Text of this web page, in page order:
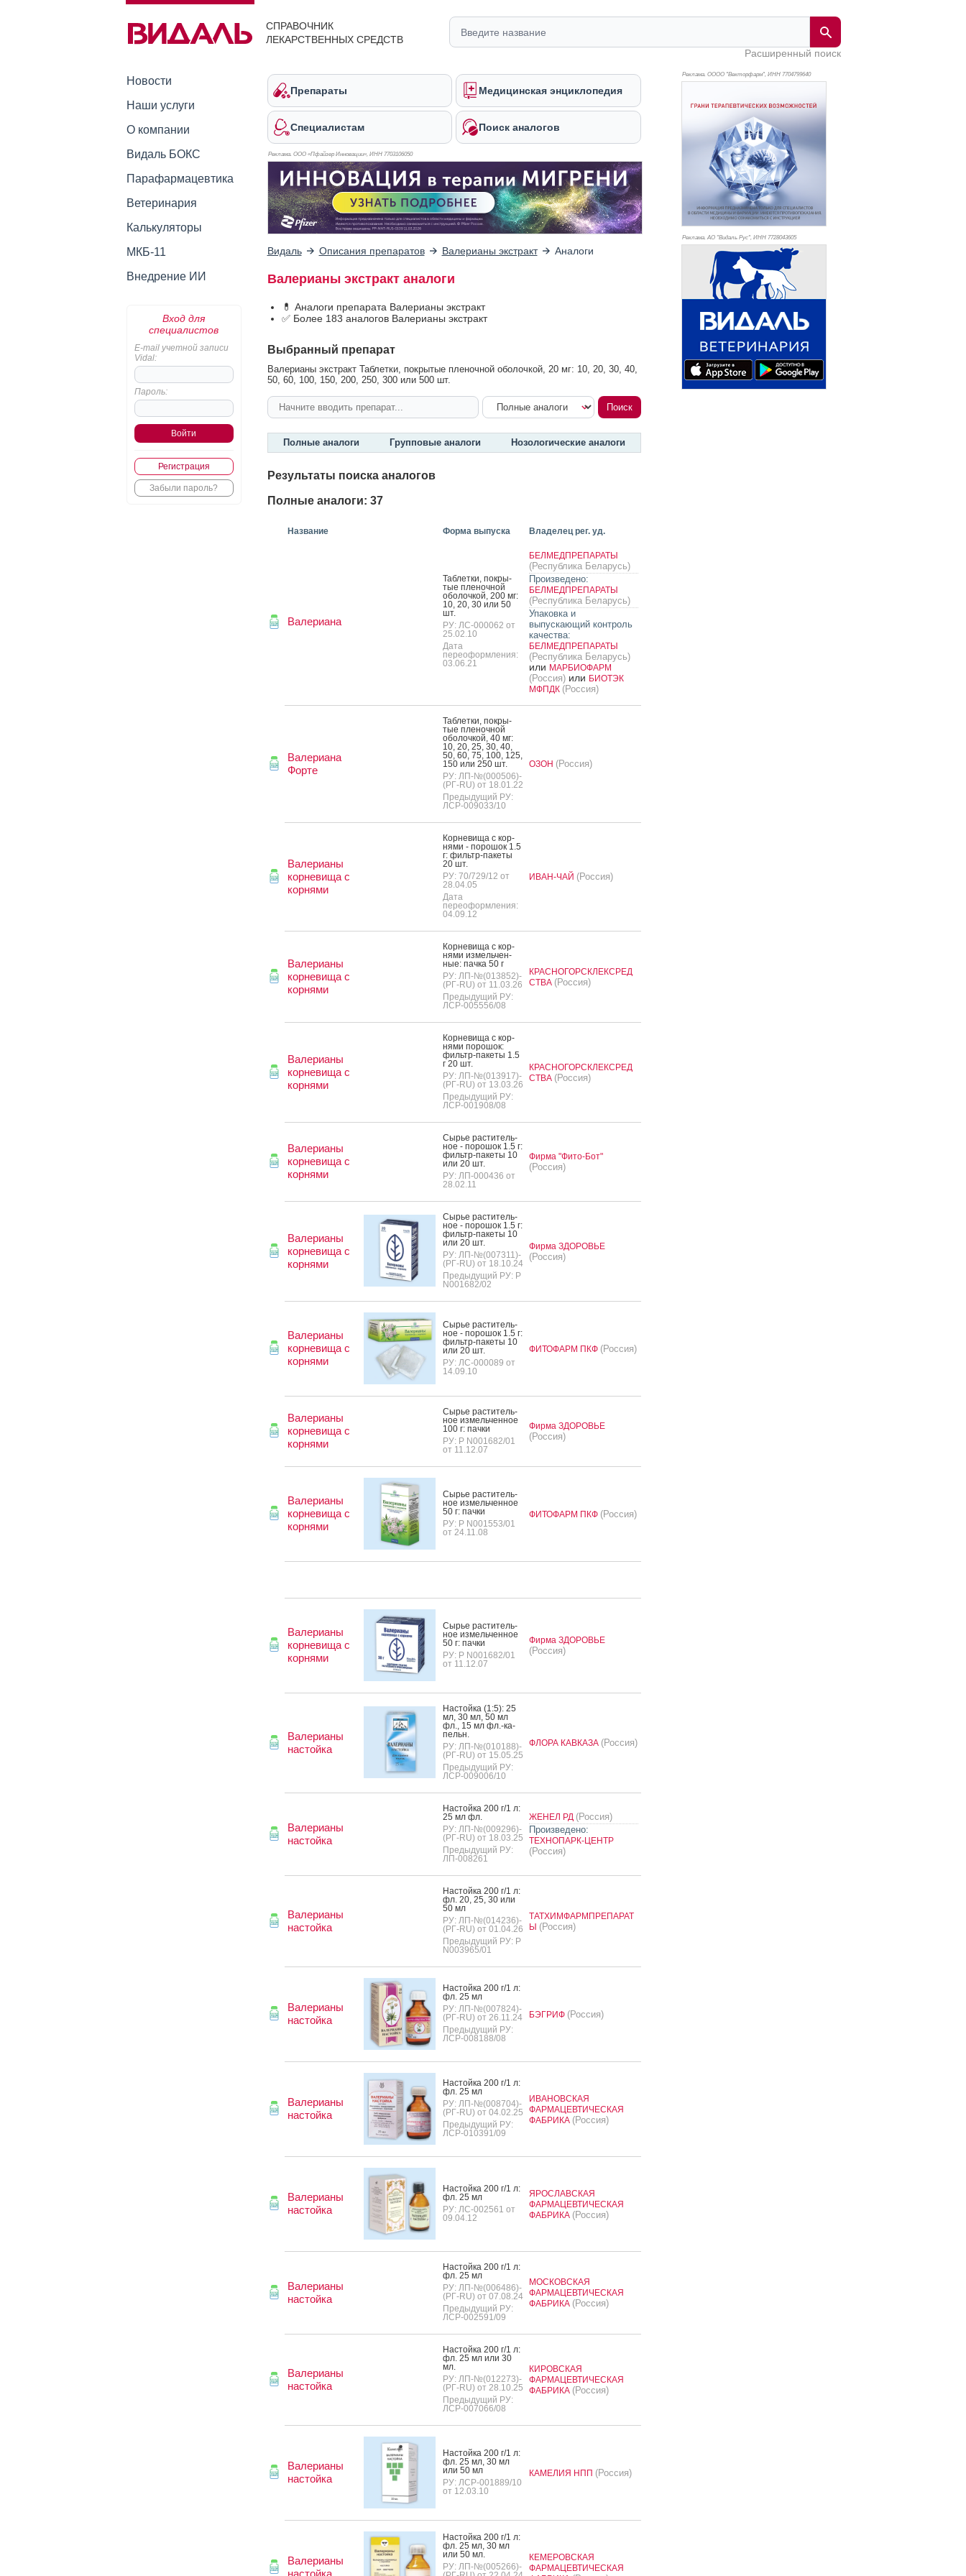
СПРАВОЧНИК
ЛЕКАРСТВЕННЫХ СРЕДСТВ
Расширенный поиск
Новости
Наши услуги
О компании
Видаль БОКС
Парафармацевтика
Ветеринария
Калькуляторы
МКБ-11
Внедрение ИИ
Вход для
специалистов
E-mail учетной записи
Vidal:
Пароль:
Регистрация
Забыли пароль?
Препараты Медицинская энциклопедия
Специалистам Поиск аналогов
Реклама. ООО «Пфайзер Инновации», ИНН 7703106050
Видаль Описания препаратов Валерианы экстракт Аналоги
Валерианы экстракт аналоги
💊 Аналоги препарата Валерианы экстракт
✅ Более 183 аналогов Валерианы экстракт
Выбранный препарат
Валерианы экстракт Таблетки, покрытые пленочной оболочкой, 20 мг: 10, 20, 30, 40,
50, 60, 100, 150, 200, 250, 300 или 500 шт.
Полные аналоги Групповые аналоги Нозологические аналоги
Результаты поиска аналогов
Полные аналоги: 37
Название Форма выпуска Владелец рег. уд.
Валериана
Таб­летки, пок­ры­
тые пле­ноч­ной
обо­лоч­кой, 200 мг:
10, 20, 30 или 50
шт.
РУ: ЛС-000062 от
25.02.10
Дата
переоформления:
03.06.21
БЕЛМЕДПРЕПАРАТЫ
(Республика Беларусь)
Произведено:
БЕЛМЕДПРЕПАРАТЫ
(Республика Беларусь)
Упаковка и
выпускающий контроль
качества:
БЕЛМЕДПРЕПАРАТЫ
(Республика Беларусь)
или МАРБИОФАРМ
(Россия)или БИОТЭК
МФПДК (Россия)
Валериана
Форте
Таб­летки, пок­ры­
тые пле­ноч­ной
обо­лоч­кой, 40 мг:
10, 20, 25, 30, 40,
50, 60, 75, 100, 125,
150 или 250 шт.
РУ: ЛП-№(000506)-
(РГ-RU) от 18.01.22
Предыдущий РУ:
ЛСР-009033/10
ОЗОН (Россия)
Валерианы
корневища с
корнями
Кор­не­вища с кор­
ня­ми - по­рошок 1.5
г: филь­тр-па­кеты
20 шт.
РУ: 70/729/12 от
28.04.05
Дата
переоформления:
04.09.12
ИВАН-ЧАЙ (Россия)
Валерианы
корневища с
корнями
Кор­не­вища с кор­
ня­ми из­мель­чен­
ные: пач­ка 50 г
РУ: ЛП-№(013852)-
(РГ-RU) от 11.03.26
Предыдущий РУ:
ЛСР-005556/08
КРАСНОГОРСКЛЕКСРЕД
СТВА (Россия)
Валерианы
корневища с
корнями
Кор­не­вища с кор­
ня­ми по­рошок:
филь­тр-па­кеты 1.5
г 20 шт.
РУ: ЛП-№(013917)-
(РГ-RU) от 13.03.26
Предыдущий РУ:
ЛСР-001908/08
КРАСНОГОРСКЛЕКСРЕД
СТВА (Россия)
Валерианы
корневища с
корнями
Сырье рас­ти­тель­
ное - по­рошок 1.5 г:
филь­тр-па­кеты 10
или 20 шт.
РУ: ЛП-000436 от
28.02.11
Фирма "Фито-Бот"
(Россия)
Валерианы
корневища с
корнями
Сырье рас­ти­тель­
ное - по­рошок 1.5 г:
филь­тр-па­кеты 10
или 20 шт.
РУ: ЛП-№(007311)-
(РГ-RU) от 18.10.24
Предыдущий РУ: Р
N001682/02
Фирма ЗДОРОВЬЕ
(Россия)
Валерианы
корневища с
корнями
Сырье рас­ти­тель­
ное - по­рошок 1.5 г:
филь­тр-па­кеты 10
или 20 шт.
РУ: ЛС-000089 от
14.09.10
ФИТОФАРМ ПКФ (Россия)
Валерианы
корневища с
корнями
Сырье рас­ти­тель­
ное из­мель­чен­ное
100 г: пач­ки
РУ: Р N001682/01
от 11.12.07
Фирма ЗДОРОВЬЕ
(Россия)
Валерианы
корневища с
корнями
Сырье рас­ти­тель­
ное из­мель­чен­ное
50 г: пач­ки
РУ: Р N001553/01
от 24.11.08
ФИТОФАРМ ПКФ (Россия)
Валерианы
корневища с
корнями
Сырье рас­ти­тель­
ное из­мель­чен­ное
50 г: пач­ки
РУ: Р N001682/01
от 11.12.07
Фирма ЗДОРОВЬЕ
(Россия)
Валерианы
настойка
Нас­той­ка (1:5): 25
мл, 30 мл, 50 мл
фл., 15 мл фл.-ка­
пельн.
РУ: ЛП-№(010188)-
(РГ-RU) от 15.05.25
Предыдущий РУ:
ЛСР-009006/10
ФЛОРА КАВКАЗА (Россия)
Валерианы
настойка
Нас­той­ка 200 г/1 л:
25 мл фл.
РУ: ЛП-№(009296)-
(РГ-RU) от 18.03.25
Предыдущий РУ:
ЛП-008261
ЖЕНЕЛ РД (Россия)
Произведено:
ТЕХНОПАРК-ЦЕНТР
(Россия)
Валерианы
настойка
Нас­той­ка 200 г/1 л:
фл. 20, 25, 30 или
50 мл
РУ: ЛП-№(014236)-
(РГ-RU) от 01.04.26
Предыдущий РУ: Р
N003965/01
ТАТХИМФАРМПРЕПАРАТ
Ы (Россия)
Валерианы
настойка
Нас­той­ка 200 г/1 л:
фл. 25 мл
РУ: ЛП-№(007824)-
(РГ-RU) от 26.11.24
Предыдущий РУ:
ЛСР-008188/08
БЭГРИФ (Россия)
Валерианы
настойка
Нас­той­ка 200 г/1 л:
фл. 25 мл
РУ: ЛП-№(008704)-
(РГ-RU) от 04.02.25
Предыдущий РУ:
ЛСР-010391/09
ИВАНОВСКАЯ
ФАРМАЦЕВТИЧЕСКАЯ
ФАБРИКА (Россия)
Валерианы
настойка
Нас­той­ка 200 г/1 л:
фл. 25 мл
РУ: ЛС-002561 от
09.04.12
ЯРОСЛАВСКАЯ
ФАРМАЦЕВТИЧЕСКАЯ
ФАБРИКА (Россия)
Валерианы
настойка
Нас­той­ка 200 г/1 л:
фл. 25 мл
РУ: ЛП-№(006486)-
(РГ-RU) от 07.08.24
Предыдущий РУ:
ЛСР-002591/09
МОСКОВСКАЯ
ФАРМАЦЕВТИЧЕСКАЯ
ФАБРИКА (Россия)
Валерианы
настойка
Нас­той­ка 200 г/1 л:
фл. 25 мл или 30
мл.
РУ: ЛП-№(012273)-
(РГ-RU) от 28.10.25
Предыдущий РУ:
ЛСР-007066/08
КИРОВСКАЯ
ФАРМАЦЕВТИЧЕСКАЯ
ФАБРИКА (Россия)
Валерианы
настойка
Нас­той­ка 200 г/1 л:
фл. 25 мл, 30 мл
или 50 мл
РУ: ЛСР-001889/10
от 12.03.10
КАМЕЛИЯ НПП (Россия)
Валерианы
настойка
Нас­той­ка 200 г/1 л:
фл. 25 мл, 30 мл
или 50 мл.
РУ: ЛП-№(005266)-
КЕМЕРОВСКАЯ
ФАРМАЦЕВТИЧЕСКАЯ
Реклама. ОООО "Векторфарм", ИНН 7704799640
Реклама. АО "Видаль Рус", ИНН 7728043605